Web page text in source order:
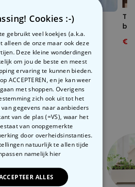
Nekmassage toestel
€ 29,99 € 39,99
bei
€
categorie
categorie met ongewone dingen
Cookies :-)
gebruikt veel koekjes (a.k.a.
alleen de onze maar ook deze
Deze kleine wonderdingen
om jou de beste en meest
ervaring te kunnen bieden.
ACCEPTEREN, en je kan weer
met shoppen. Overigens
zich ook uit tot het
gegevens naar aanbieders
van de plas (=VS), waar het
van onopgemerkte
door overheidsinstanties.
natuurlijk te allen tijde
namelijk hier
ALLES